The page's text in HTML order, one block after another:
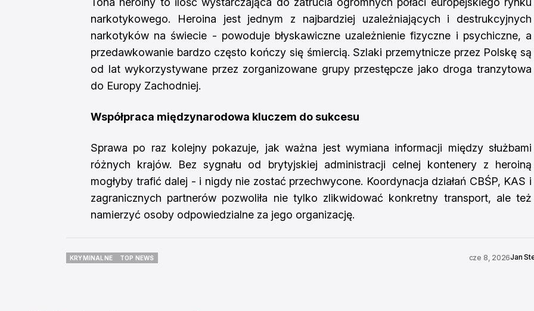
narkotykowego. Heroina jest jednym z najbardziej uzależniających i destrukcyjnych
narkotyków na świecie - powoduje błyskawiczne uzależnienie fizyczne i psychiczne, a
przedawkowanie bardzo często kończy się śmiercią. Szlaki przemytnicze przez Polskę są
od lat wykorzystywane przez zorganizowane grupy przestępcze jako droga tranzytowa
do Europy Zachodniej.
Współpraca międzynarodowa kluczem do sukcesu
Sprawa po raz kolejny pokazuje, jak ważna jest wymiana informacji między służbami
różnych krajów. Bez sygnału od brytyjskiej administracji celnej kontenery z heroiną
mogłyby trafić dalej - i nigdy nie zostać przechwycone. Koordynacja działań CBŚP, KAS i
zagranicznych partnerów pozwoliła nie tylko zlikwidować konkretny transport, ale też
namierzyć osoby odpowiedzialne za jego organizację.
KRYMINALNE
TOP NEWS
cze 8, 2026Jan